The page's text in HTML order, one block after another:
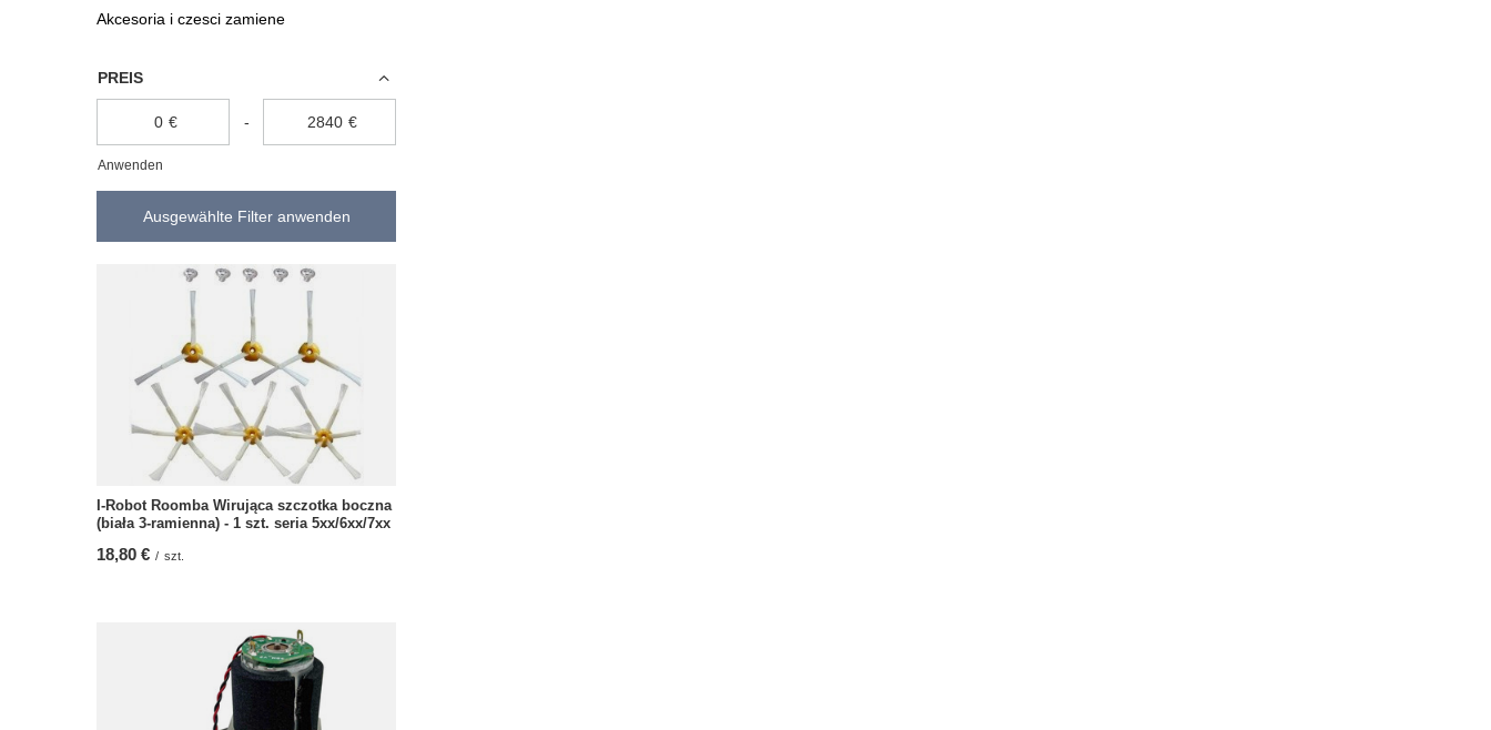
Akcesoria i czesci zamiene
PREIS
€ - €
Anwenden
Ausgewählte Filter anwenden
I-Robot Roomba Wirująca szczotka boczna
(biała 3-ramienna) - 1 szt. seria 5xx/6xx/7xx
18,80 € / szt.